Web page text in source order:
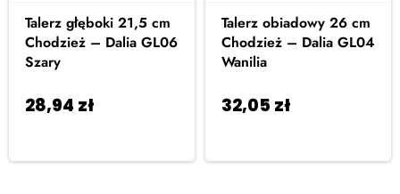
Talerz głęboki 21,5 cm
Chodzież – Dalia GL06
Szary
28,94 zł
Talerz obiadowy 26 cm
Chodzież – Dalia GL04
Wanilia
32,05 zł